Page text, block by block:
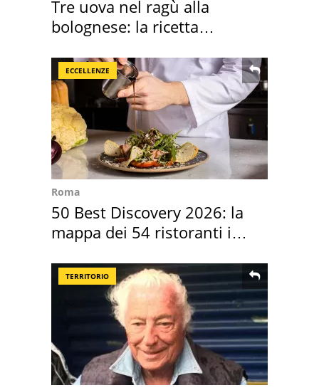
Tre uova nel ragù alla
bolognese: la ricetta
ECCELLENZE
Roma
50 Best Discovery 2026: la
mappa dei 54 ristoranti in
TERRITORIO